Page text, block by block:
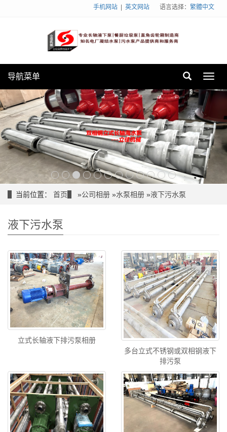
语言选择： 繁體中文
手机网站 英文网站
导航菜单
当前位置： 首页 »公司相册 »水泵相册 »液下污水泵
液下污水泵
立式长轴液下排污泵相册
多台立式不锈钢或双相钢液下
排污泵